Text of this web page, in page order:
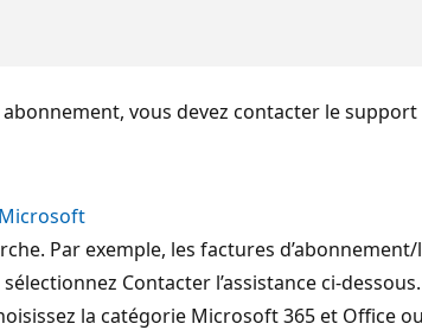
vous devez contacter le
Par exemple, les factures
Contacter l’assistance ci-dessous.
la catégorie Microsoft 365 et Office